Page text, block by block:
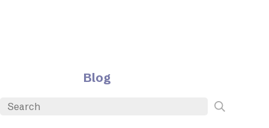
Blog